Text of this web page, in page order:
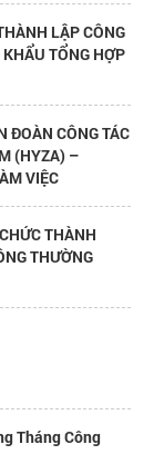
LẬP CÔNG
TỔNG HỢP
ĐOÀN CÔNG TÁC
(HYZA) –
VIỆC
THÀNH
THƯỜNG
Tháng Công